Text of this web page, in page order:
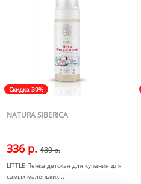
Скидка 30%
NATURA SIBERICA
336 р. 480 р.
LITTLE Пенка детская для купания для
самых маленьких